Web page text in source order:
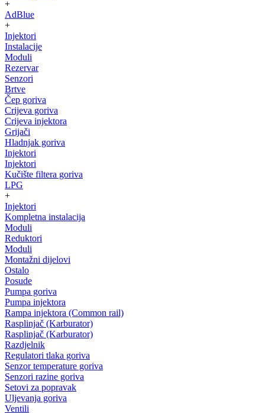
+
AdBlue
+
Injektori
Instalacije
Moduli
Rezervar
Senzori
Brtve
Čep goriva
Crijeva goriva
Crijeva injektora
Grijači
Hladnjak goriva
Injektori
Injektori
Kučište filtera goriva
LPG
+
Injektori
Kompletna instalacija
Moduli
Reduktori
Moduli
Montažni dijelovi
Ostalo
Posude
Pumpa goriva
Pumpa injektora
Rampa injektora (Common rail)
Rasplinjač (Karburator)
Rasplinjač (Karburator)
Razdjelnik
Regulatori tlaka goriva
Senzor temperature goriva
Senzori razine goriva
Setovi za popravak
Uljevanja goriva
Ventili